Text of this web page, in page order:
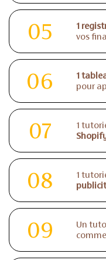
05 1
vos
06 1
pour
07 1
08 1
09 Un